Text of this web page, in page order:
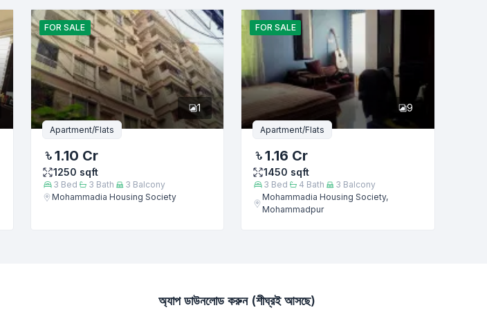
ইমেইল
FOR SALE
1
Apartment/Flats
1.10 Cr
1250 sqft
3 Bed 3 Bath 3 Balcony
Mohammadia Housing Society
FOR SALE
9
Apartment/Flats
1.16 Cr
1450 sqft
3 Bed 4 Bath 3 Balcony
Mohammadia Housing Society,
Mohammadpur
অ্যাপ ডাউনলোড করুন (শীঘ্রই আসছে)